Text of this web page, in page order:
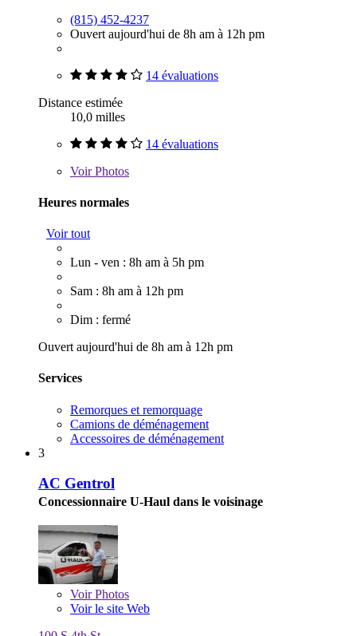
(815) 452-4237
Ouvert aujourd'hui de 8h am à 12h pm
14 évaluations
Distance estimée
10,0 milles
14 évaluations
VoirPhotos
Heures normales
Voir tout
Lun - ven : 8h am à 5h pm
Sam : 8h am à 12h pm
Dim : fermé
Ouvert aujourd'hui de 8h am à 12h pm
Services
Remorques et remorquage
Camions de déménagement
Accessoires de déménagement
3
AC Gentrol
Concessionnaire U-Haul dans le voisinage
VoirPhotos
Voir le site Web